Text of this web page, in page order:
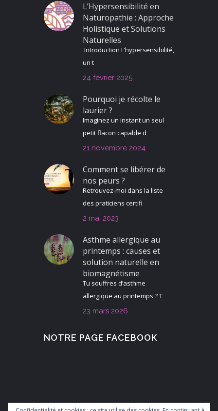
L’Hypersensibilité en
Naturopathie : Approche
Holistique et Solutions
Naturelles
Introduction L’hypersensibilité,
un t
24 février 2025
Pourquoi je récolte le
laurier ?
Imaginez un instant un seul
petit flacon capable d
21 novembre 2024
Comment se libérer de
nos peurs ?
Retrouvez-moi dans la liste
des praticiens certifi
2 mai 2023
Asthme allergique au
printemps : causes et
solution naturelle en
biomagnétisme
Tu souffres d’asthme
allergique au printemps ? T
23 mars 2026
NOTRE PAGE FACEBOOK